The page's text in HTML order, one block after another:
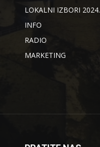
LOKALNI IZBORI 2024.
INFO
RADIO
MARKETING